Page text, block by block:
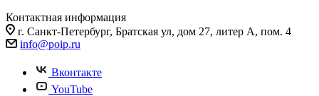
Контактная информация
г. Санкт-Петербург, Братская ул, дом 27, литер А, пом. 4
info@poip.ru
Вконтакте
YouTube